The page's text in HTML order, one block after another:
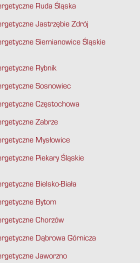
Ruda Śląska
Jastrzębie Zdrój
Siemianowice Śląskie
Rybnik
Sosnowiec
Częstochowa
Zabrze
Mysłowice
Piekary Śląskie
Bielsko-Biała
Bytom
Chorzów
Dąbrowa Górnicza
Jaworzno